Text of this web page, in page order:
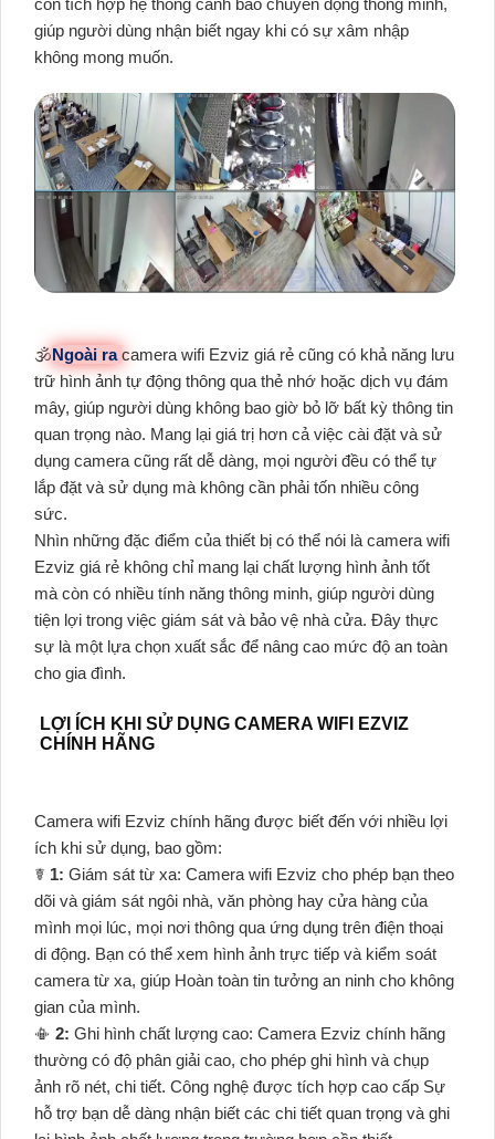
còn tích hợp hệ thống cảnh báo chuyển động thông minh,
giúp người dùng nhận biết ngay khi có sự xâm nhập
không mong muốn.
🕉️Ngoài racamera wifi Ezviz giá rẻ cũng có khả năng lưu
trữ hình ảnh tự động thông qua thẻ nhớ hoặc dịch vụ đám
mây, giúp người dùng không bao giờ bỏ lỡ bất kỳ thông tin
quan trọng nào. Mang lại giá trị hơn cả việc cài đặt và sử
dụng camera cũng rất dễ dàng, mọi người đều có thể tự
lắp đặt và sử dụng mà không cần phải tốn nhiều công
sức.
Nhìn những đặc điểm của thiết bị có thể nói là camera wifi
Ezviz giá rẻ không chỉ mang lại chất lượng hình ảnh tốt
mà còn có nhiều tính năng thông minh, giúp người dùng
tiện lợi trong việc giám sát và bảo vệ nhà cửa. Đây thực
sự là một lựa chọn xuất sắc để nâng cao mức độ an toàn
cho gia đình.
LỢI ÍCH KHI SỬ DỤNG CAMERA WIFI EZVIZ
CHÍNH HÃNG
Camera wifi Ezviz chính hãng được biết đến với nhiều lợi
ích khi sử dụng, bao gồm:
☤ 1: Giám sát từ xa: Camera wifi Ezviz cho phép bạn theo
dõi và giám sát ngôi nhà, văn phòng hay cửa hàng của
mình mọi lúc, mọi nơi thông qua ứng dụng trên điện thoại
di động. Bạn có thể xem hình ảnh trực tiếp và kiểm soát
camera từ xa, giúp Hoàn toàn tin tưởng an ninh cho không
gian của mình.
📳 2: Ghi hình chất lượng cao: Camera Ezviz chính hãng
thường có độ phân giải cao, cho phép ghi hình và chụp
ảnh rõ nét, chi tiết. Công nghệ được tích hợp cao cấp Sự
hỗ trợ bạn dễ dàng nhận biết các chi tiết quan trọng và ghi